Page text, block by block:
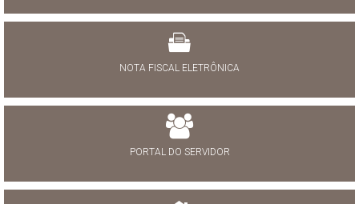
NOTA FISCAL ELETRÔNICA
PORTAL DO SERVIDOR